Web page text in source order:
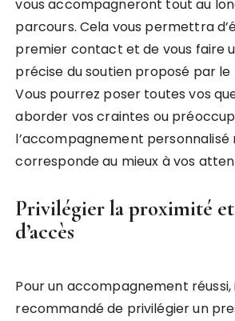
vous accompagneront tout au
parcours. Cela vous permettra
premier contact et de vous faire
précise du soutien proposé par
Vous pourrez poser toutes vos
aborder vos craintes ou
l’accompagnement personnalisé
corresponde au mieux à vos
Privilégier la proximité
d’accès
Pour un accompagnement réussi,
recommandé de privilégier un